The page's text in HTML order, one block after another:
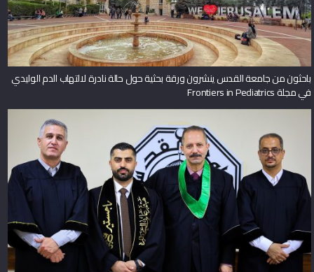
باحثون من جامعة القدس ينشرون ورقة بحثية حول حالة نادرة لالتهاب الدم الوليدي
في مجلة Frontiers in Pediatrics